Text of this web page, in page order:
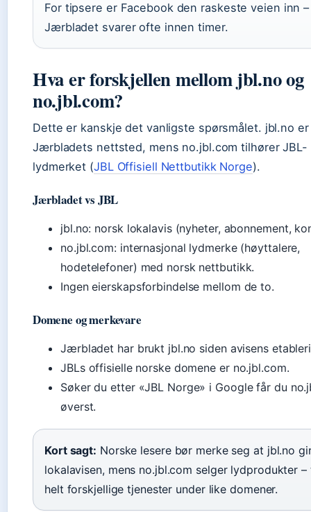
For tipsere er Facebook den raskeste veien inn –
Jærbladet svarer ofte innen timer.
Hva er forskjellen mellom jbl.no og
no.jbl.com?
Dette er kanskje det vanligste spørsmålet. jbl.no er
Jærbladets nettsted, mens no.jbl.com tilhører JBL-
lydmerket (JBL Offisiell Nettbutikk Norge).
Jærbladet vs JBL
jbl.no: norsk lokalavis (nyheter, abonnement,
no.jbl.com: internasjonal lydmerke (høyttalere,
hodetelefoner) med norsk nettbutikk.
Ingen eierskapsforbindelse mellom de to.
Domene og merkevare
Jærbladet har brukt jbl.no siden avisens
JBLs offisielle norske domene er no.jbl.com.
Søker du etter «JBL Norge» i Google får du
øverst.
Kort sagt: Norske lesere bør merke seg at jbl.no
lokalavisen, mens no.jbl.com selger lydprodukter –
helt forskjellige tjenester under like domener.